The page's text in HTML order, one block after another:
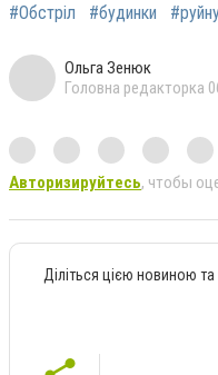
#Обстріл #будинки
Ольга Зенюк
Головна редакторка
Авторизируйтесь, чтобы
Діліться цією новиною та